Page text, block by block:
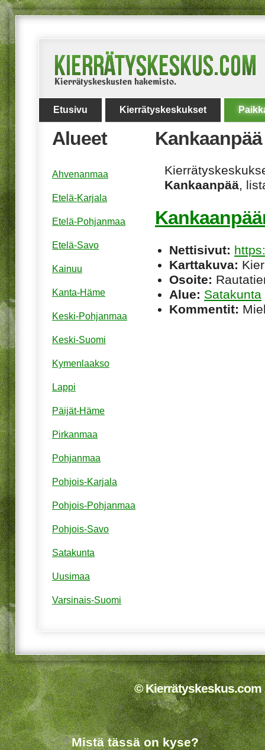
Etusivu Kierrätyskeskukset
Kankaanpää
Kankaanpää,
Nettisivut:
Karttakuva:
Osoite:
Alue: Satakunta
Kommentit:
Alueet
Ahvenanmaa
Etelä-Karjala
Etelä-Pohjanmaa
Etelä-Savo
Kainuu
Kanta-Häme
Keski-Pohjanmaa
Keski-Suomi
Kymenlaakso
Lappi
Päijät-Häme
Pirkanmaa
Pohjanmaa
Pohjois-Karjala
Pohjois-Pohjanmaa
Pohjois-Savo
Satakunta
Uusimaa
Varsinais-Suomi
© Kierrätyskeskus.com
Mistä tässä on kyse?